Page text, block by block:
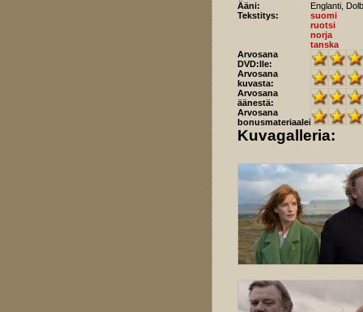
Ääni:
Englanti,
Tekstitys:
suomi
ruotsi
norja
tanska
Arvosana
DVD:lle:
Arvosana
kuvasta:
Arvosana
äänestä:
Arvosana
bonusmateriaaleista:
Kuvagalleria: